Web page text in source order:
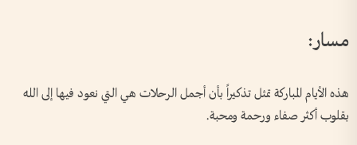
مسار:
هذه الأيام المباركة تمثل تذكيراً بأن أجمل الرحلات هي التي نعود فيها إلى الله
بقلوب أكثر صفاء ورحمة ومحبة.